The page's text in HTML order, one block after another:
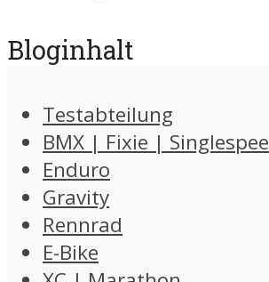
Bloginhalt
Testabteilung
BMX | Fixie |
Enduro
Gravity
Rennrad
E-Bike